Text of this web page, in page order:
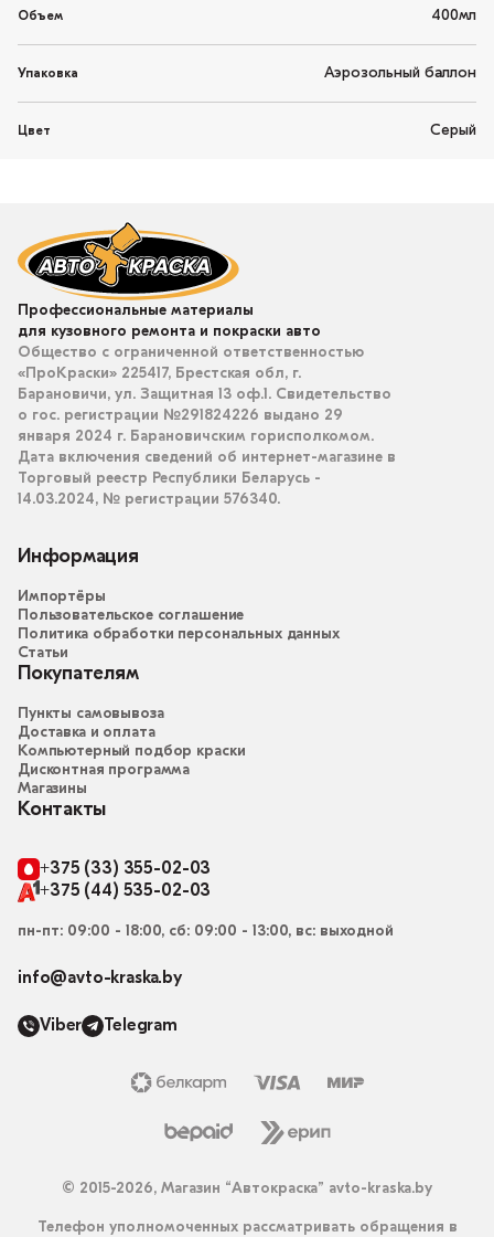
Объем 400мл
Упаковка Аэрозольный баллон
Цвет Серый
Профессиональные материалы
для кузовного ремонта и покраски авто
Общество с ограниченной ответственностью
«ПроКраски» 225417, Брестская обл, г.
Барановичи, ул. Защитная 13 оф.1. Свидетельство
о гос. регистрации №291824226 выдано 29
января 2024 г. Барановичским горисполкомом.
Дата включения сведений об интернет-магазине в
Торговый реестр Республики Беларусь -
14.03.2024, № регистрации 576340.
Информация
Импортёры
Пользовательское соглашение
Политика обработки персональных данных
Статьи
Покупателям
Пункты самовывоза
Доставка и оплата
Компьютерный подбор краски
Дисконтная программа
Магазины
Контакты
+375 (33) 355-02-03
+375 (44) 535-02-03
пн-пт: 09:00 - 18:00, сб: 09:00 - 13:00, вс: выходной
info@avto-kraska.by
Viber Telegram
© 2015-2026, Магазин “Автокраска” avto-kraska.by
Телефон уполномоченных рассматривать обращения в